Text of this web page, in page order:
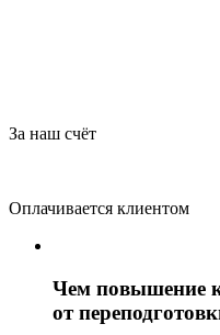
За наш счёт
Оплачивается клиентом
Чем повышение
от